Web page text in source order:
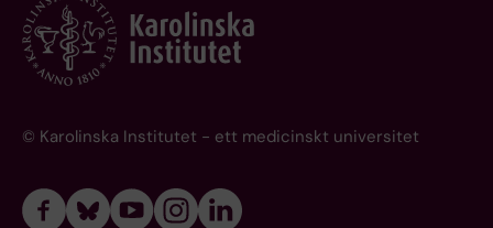
© Karolinska Institutet - ett medicinskt universitet